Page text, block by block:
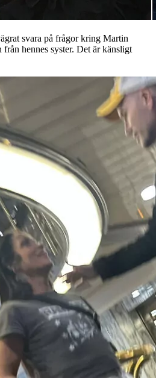
svara på frågor kring Martin
från hennes syster. Det är känsligt